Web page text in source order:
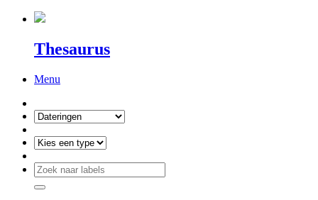
Thesaurus
Menu